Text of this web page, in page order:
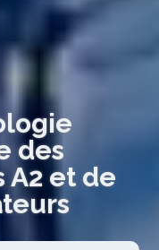
des
A2 et de